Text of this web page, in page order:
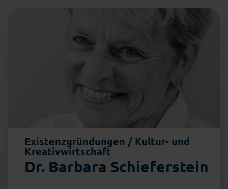
Existenzgründungen / Kultur- und
Kreativwirtschaft
Dr. Barbara Schieferstein